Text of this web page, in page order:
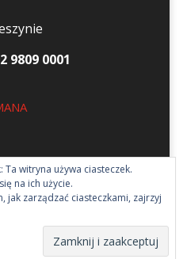
9809 0001
w Cieszynie 2018
witryna używa ciasteczek.
na ich użycie.
jak zarządzać ciasteczkami, zajrzyj